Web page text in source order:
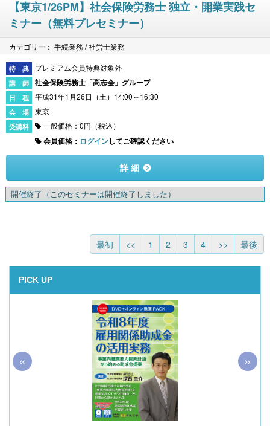
【東京1/26PM】社会保険労務士 独立・開業実践セ
ミナー（無料プレセミナー）
カテゴリー： 手続業務 / 社労士業務
プレミアム会員特典対象外
社会保険労務士「高志会」グループ
平成31年1月26日（土）14:00～16:30
東京
一般価格：0円（税込）
会員価格： ログインしてご確認ください
詳 細
開催終了 （このセミナーは開催終了しました）
最初 << 1 2 3 4 >> 最後
PICK UP
« »